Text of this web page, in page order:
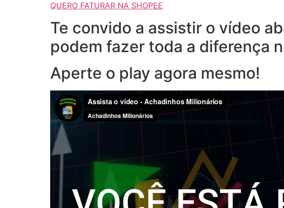
QUERO FATURAR NA SHOPEE
Te convido a assistir o vídeo
podem fazer toda a diferença
Aperte o play agora mesmo!